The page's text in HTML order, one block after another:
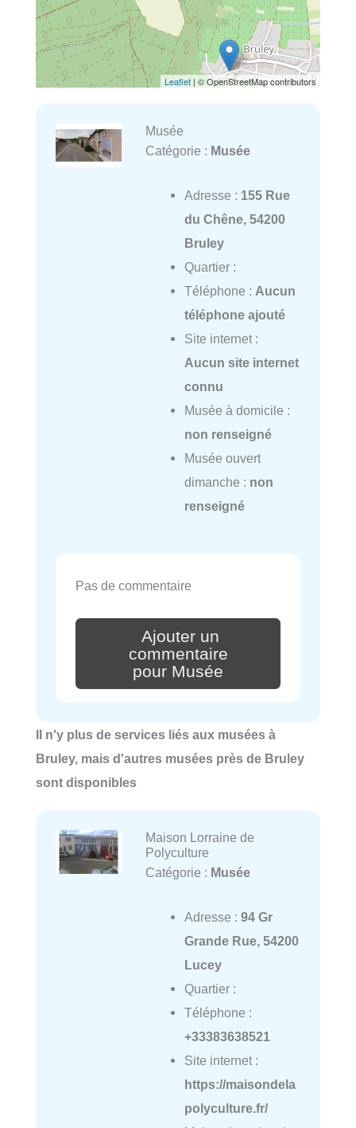
Leaflet | © OpenStreetMap contributors
Musée
Catégorie : Musée
Adresse : 155 Rue
du Chêne, 54200
Bruley
Quartier :
Téléphone : Aucun
téléphone ajouté
Site internet :
Aucun site internet
connu
Musée à domicile :
non renseigné
Musée ouvert
dimanche : non
renseigné
Pas de commentaire
Ajouter un
commentaire
pour Musée
Il n'y plus de services liés aux musées à
Bruley, mais d'autres musées près de Bruley
sont disponibles
Maison Lorraine de
Polyculture
Catégorie : Musée
Adresse : 94 Gr
Grande Rue, 54200
Lucey
Quartier :
Téléphone :
+33383638521
Site internet :
https://maisondela
polyculture.fr/